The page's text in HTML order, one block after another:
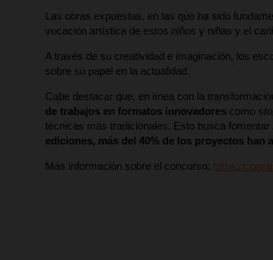
Las obras expuestas, en las que ha sido
vocación artística de estos niños y niñas y el
A través de su creatividad e imaginación, los
sobre su papel en la actualidad.
Cabe destacar que, en línea con la
de trabajos en formatos innovadores como
técnicas más tradicionales. Esto busca
ediciones, más del 40% de los proyectos han
Más información sobre el concurso: https://